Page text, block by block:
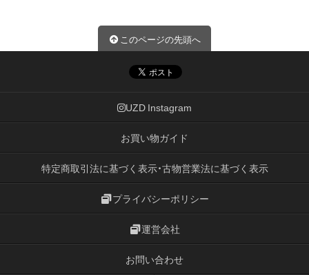
このページの先頭へ
UZD Instagram
お買い物ガイド
特定商取引法に基づく表示・古物営業法に基づく表示
プライバシーポリシー
運営会社
お問い合わせ